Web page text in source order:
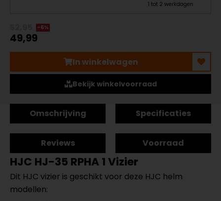
1 tot 2 werkdagen
-6%
49,99
In winkelwagen
Bekijk winkelvoorraad
Omschrijving Specificaties
Reviews Voorraad
HJC HJ-35 RPHA 1 Vizier
Dit HJC vizier is geschikt voor deze HJC helm
modellen: